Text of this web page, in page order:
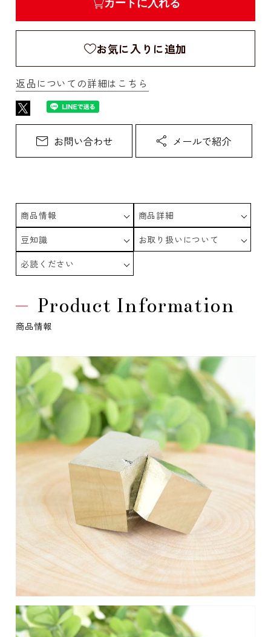
カートに入れる
お気に入りに追加
返品についての詳細はこちら
商品情報
商品詳細
豆知識
お取り扱いについて
必読ください
Product Information
商品情報